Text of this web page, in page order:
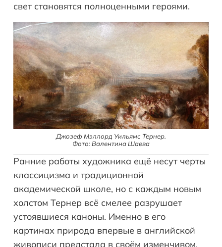
свет становятся полноценными героями.
Джозеф Мэллорд Уильямс Тернер.
Фото: Валентина Шаева
Ранние работы художника ещё несут черты
классицизма и традиционной
академической школе, но с каждым новым
холстом Тернер всё смелее разрушает
устоявшиеся каноны. Именно в его
картинах природа впервые в английской
живописи предстала в своём изменчивом,